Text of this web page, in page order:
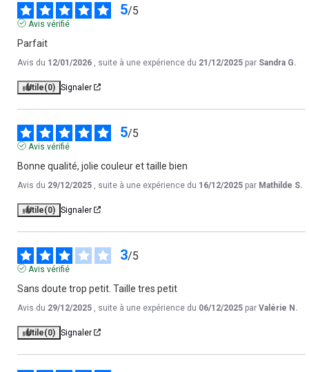
5/5
Avis vérifié
Parfait
Avis du 12/01/2026 , suite à une expérience du 21/12/2025 par Sandra G.
Utile(0) Signaler
5/5
Avis vérifié
Bonne qualité, jolie couleur et taille bien
Avis du 29/12/2025 , suite à une expérience du 16/12/2025 par Mathilde S.
Utile(0) Signaler
3/5
Avis vérifié
Sans doute trop petit. Taille tres petit
Avis du 29/12/2025 , suite à une expérience du 06/12/2025 par Valérie N.
Utile(0) Signaler